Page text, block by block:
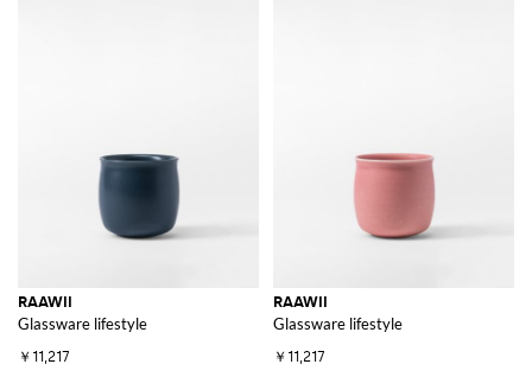
RAAWII
Glassware lifestyle
￥11,217
RAAWII
Glassware lifestyle
￥11,217